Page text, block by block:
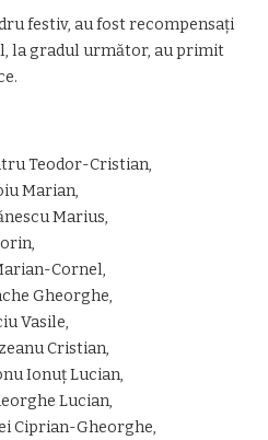
festiv, au fost recompensați
la gradul următor, au primit
Teodor-Cristian,
Marian,
Marius,
Cornel,
Gheorghe,
Vasile,
Cristian,
Ionuț Lucian,
Lucian,
Ciprian-Gheorghe,